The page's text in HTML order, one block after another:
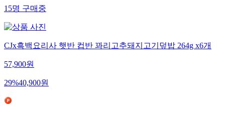
15명구매중
CJx흑백요리사 햇반 컵반 꽈리고추돼지고기덮밥 264g x6개
57,900원
29%40,900원